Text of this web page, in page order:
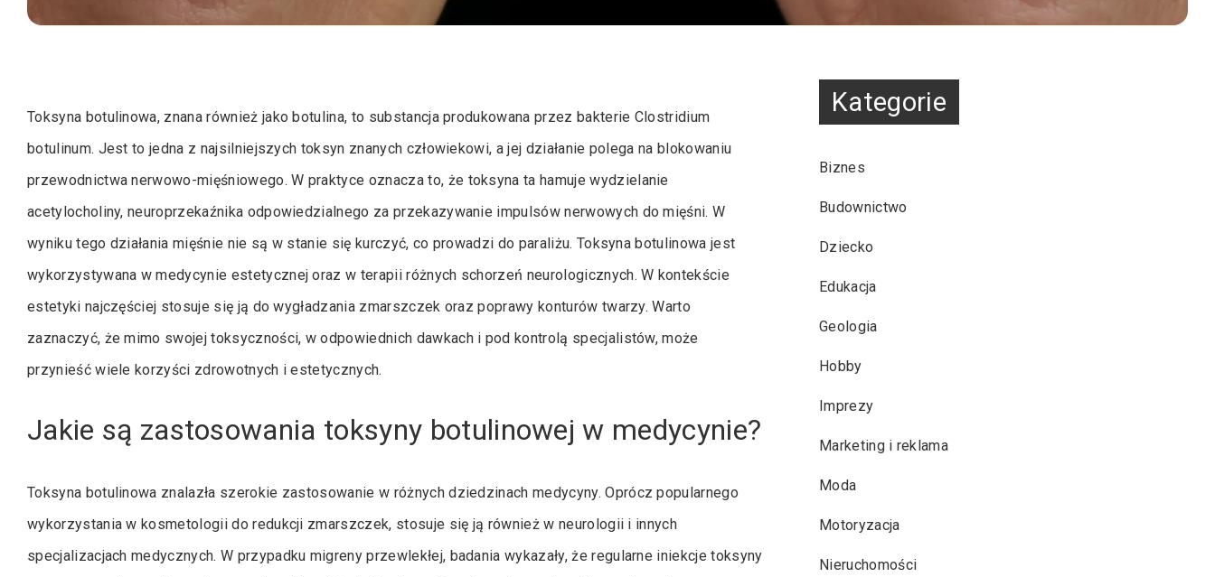
Toksyna botulinowa, znana również jako botulina, to substancja produkowana przez bakterie Clostridium
botulinum. Jest to jedna z najsilniejszych toksyn znanych człowiekowi, a jej działanie polega na blokowaniu
przewodnictwa nerwowo-mięśniowego. W praktyce oznacza to, że toksyna ta hamuje wydzielanie
acetylocholiny, neuroprzekaźnika odpowiedzialnego za przekazywanie impulsów nerwowych do mięśni. W
wyniku tego działania mięśnie nie są w stanie się kurczyć, co prowadzi do paraliżu. Toksyna botulinowa jest
wykorzystywana w medycynie estetycznej oraz w terapii różnych schorzeń neurologicznych. W kontekście
estetyki najczęściej stosuje się ją do wygładzania zmarszczek oraz poprawy konturów twarzy. Warto
zaznaczyć, że mimo swojej toksyczności, w odpowiednich dawkach i pod kontrolą specjalistów, może
przynieść wiele korzyści zdrowotnych i estetycznych.
Jakie są zastosowania toksyny botulinowej w medycynie?
Toksyna botulinowa znalazła szerokie zastosowanie w różnych dziedzinach medycyny. Oprócz popularnego
wykorzystania w kosmetologii do redukcji zmarszczek, stosuje się ją również w neurologii i innych
specjalizacjach medycznych. W przypadku migreny przewlekłej, badania wykazały, że regularne iniekcje toksyny
Kategorie
Biznes
Budownictwo
Dziecko
Edukacja
Geologia
Hobby
Imprezy
Marketing i reklama
Moda
Motoryzacja
Nieruchomości